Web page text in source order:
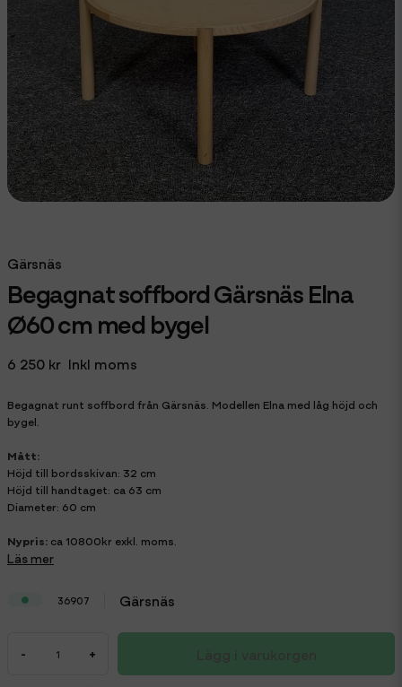
Gärsnäs
Begagnat soffbord Gärsnäs Elna
Ø60 cm med bygel
6 250 kr Inkl moms
Begagnat runt soffbord från Gärsnäs. Modellen Elna med låg höjd och
bygel.
Mått:
Höjd till bordsskivan: 32 cm
Höjd till handtaget: ca 63 cm
Diameter: 60 cm
Nypris: ca 10800kr exkl. moms.
Läs mer
36907 Gärsnäs
- +